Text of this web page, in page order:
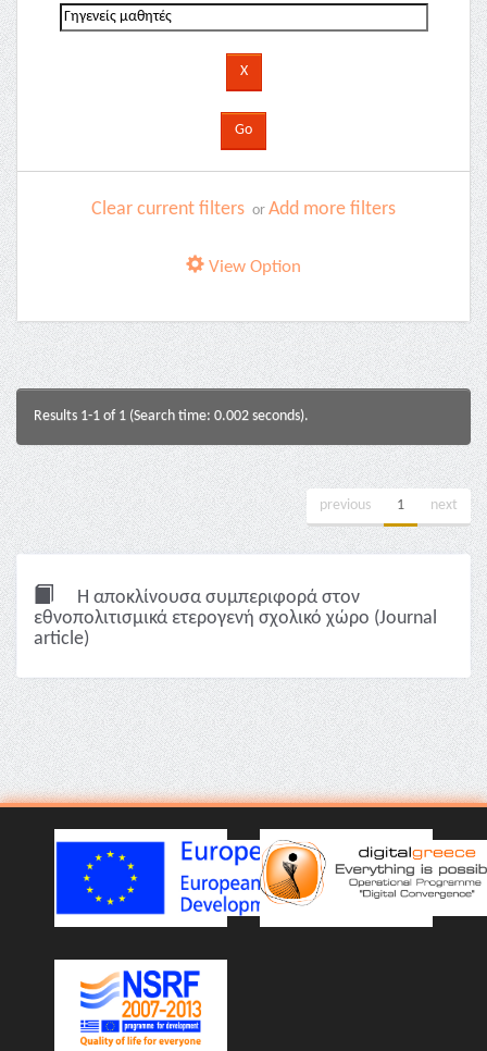
Clear current filters or Add more filters
View Option
Results 1-1 of 1 (Search time: 0.002 seconds).
previous 1 next
Η αποκλίνουσα συμπεριφορά στον
εθνοπολιτισμικά ετερογενή σχολικό χώρο (Journal
article)